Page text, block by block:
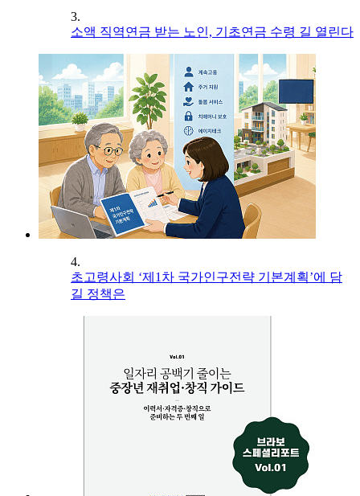
3.
소액 직역연금 받는 노인, 기초연금 수령 길 열린다
4.
초고령사회 ‘제1차 국가인구전략 기본계획’에 담
길 정책은